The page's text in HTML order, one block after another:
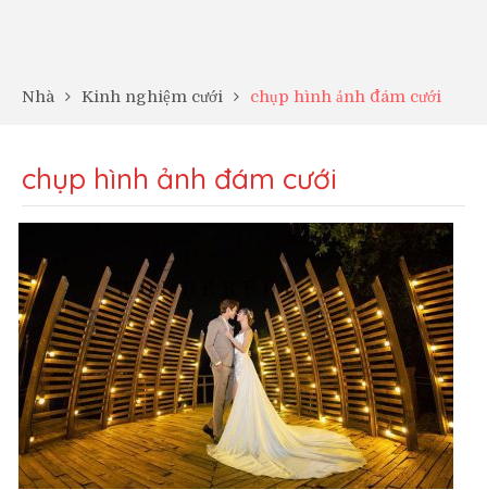
Nhà Kinh nghiệm cưới chụp hình ảnh đám cưới
chụp hình ảnh đám cưới